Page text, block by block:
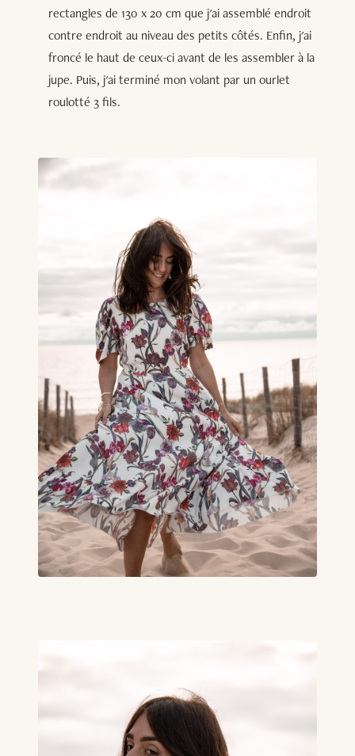
rectangles de 130 x 20 cm que j'ai assemblé endroit
contre endroit au niveau des petits côtés. Enfin, j'ai
froncé le haut de ceux-ci avant de les assembler à la
jupe. Puis, j'ai terminé mon volant par un ourlet
roulotté 3 fils.